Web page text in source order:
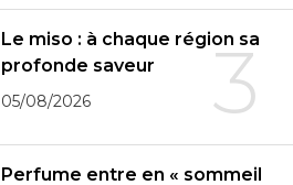
3
Le miso : à chaque région sa
profonde saveur
05/08/2026
Perfume entre en « sommeil